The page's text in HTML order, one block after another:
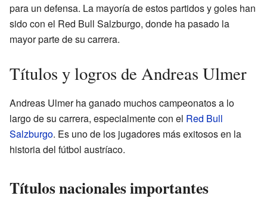
para un defensa. La mayoría de estos partidos y goles han
sido con el Red Bull Salzburgo, donde ha pasado la
mayor parte de su carrera.
Títulos y logros de Andreas Ulmer
Andreas Ulmer ha ganado muchos campeonatos a lo
largo de su carrera, especialmente con el Red Bull
Salzburgo. Es uno de los jugadores más exitosos en la
historia del fútbol austríaco.
Títulos nacionales importantes